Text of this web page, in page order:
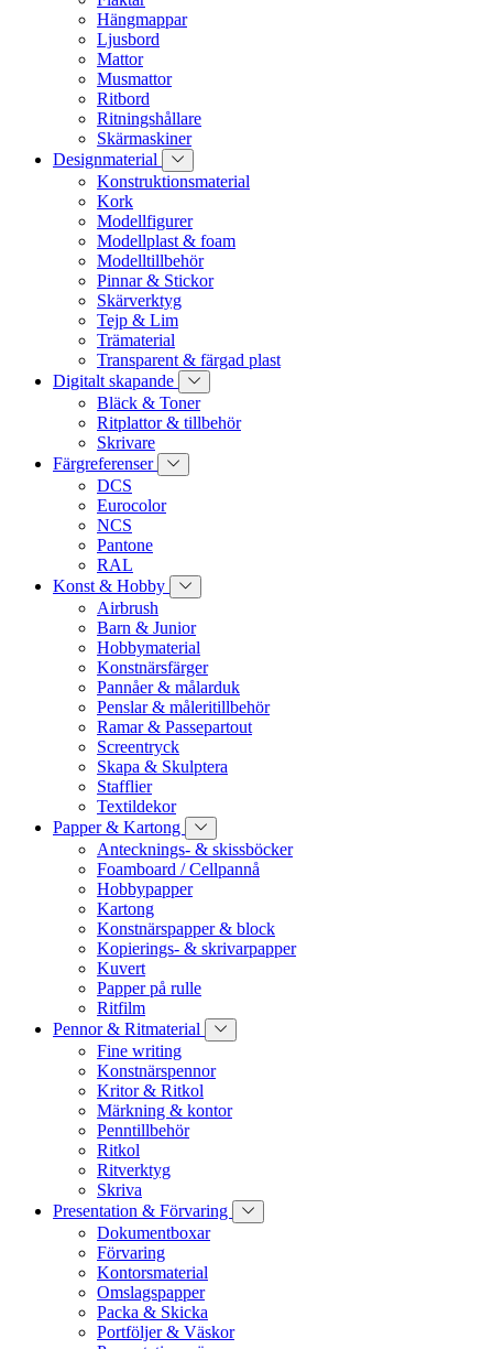
Hängmappar
Ljusbord
Mattor
Musmattor
Ritbord
Ritningshållare
Skärmaskiner
Designmaterial
Konstruktionsmaterial
Kork
Modellfigurer
Modellplast & foam
Modelltillbehör
Pinnar & Stickor
Skärverktyg
Tejp & Lim
Trämaterial
Transparent & färgad plast
Digitalt skapande
Bläck & Toner
Ritplattor & tillbehör
Skrivare
Färgreferenser
DCS
Eurocolor
NCS
Pantone
RAL
Konst & Hobby
Airbrush
Barn & Junior
Hobbymaterial
Konstnärsfärger
Pannåer & målarduk
Penslar & måleritillbehör
Ramar & Passepartout
Screentryck
Skapa & Skulptera
Stafflier
Textildekor
Papper & Kartong
Antecknings- & skissböcker
Foamboard / Cellpannå
Hobbypapper
Kartong
Konstnärspapper & block
Kopierings- & skrivarpapper
Kuvert
Papper på rulle
Ritfilm
Pennor & Ritmaterial
Fine writing
Konstnärspennor
Kritor & Ritkol
Märkning & kontor
Penntillbehör
Ritkol
Ritverktyg
Skriva
Presentation & Förvaring
Dokumentboxar
Förvaring
Kontorsmaterial
Omslagspapper
Packa & Skicka
Portföljer & Väskor